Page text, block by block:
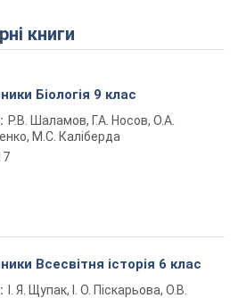
Play Video
книги
Біологія 9 клас
Р.В. Шаламов, Г.А. Носов, О.А.
М.С. Каліберда
Всесвітня історія 6 клас
І. Я. Щупак, І. О. Піскарьова, О.В.